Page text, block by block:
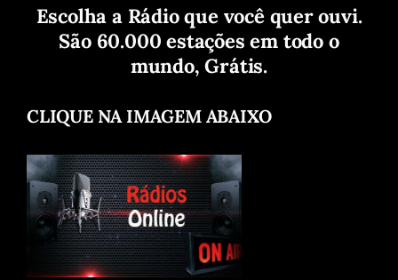
Escolha a Rádio que você quer ouvi.
São 60.000 estações em todo o
mundo, Grátis.
CLIQUE NA IMAGEM ABAIXO